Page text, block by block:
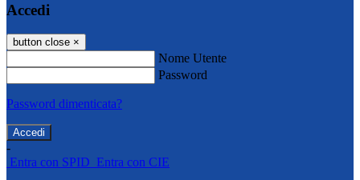
Accedi
button close ×
Nome Utente
Password
Password dimenticata?
-
Entra con SPID Entra con CIE